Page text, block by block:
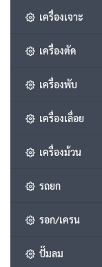
เครื่องเจาะ
เครื่องตัด
เครื่องพับ
เครื่องเลื่อย
เครื่องม้วน
รถยก
รอก/เครน
ปั๊มลม